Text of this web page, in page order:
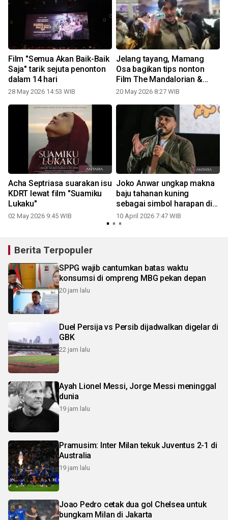
Film "Semua Akan Baik-Baik
Saja" tarik sejuta penonton
dalam 14 hari
28 May 2026 14:53 WIB
Jelang tayang, Mamang
Osa bagikan tips nonton
Film The Mandalorian &
Grogu
20 May 2026 8:27 WIB
Acha Septriasa suarakan isu
KDRT lewat film "Suamiku
Lukaku"
02 May 2026 9:45 WIB
Joko Anwar ungkap makna
baju tahanan kuning
sebagai simbol harapan di
Film Ghost in the Cell
10 April 2026 7:47 WIB
Berita Terpopuler
SPPG wajib cantumkan batas waktu
konsumsi di ompreng MBG pekan depan
20 jam lalu
Duel Persija vs Persib dijadwalkan digelar di
GBK
22 jam lalu
Ayah Lionel Messi, Jorge Messi meninggal
dunia
19 jam lalu
Pramusim: Inter Milan tekuk Juventus 2-1 di
Australia
19 jam lalu
Joao Pedro cetak dua gol Chelsea untuk
bungkam Milan di Jakarta